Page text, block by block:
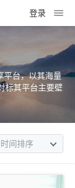
登录
平台，以其海量
标其平台主要壁
间排序